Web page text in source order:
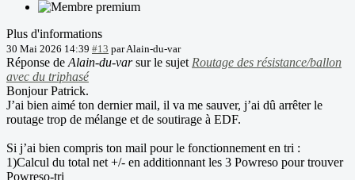
Plus d'informations
30 Mai 2026 14:39 #13 parAlain-du-var
Réponse de Alain-du-varsur le sujet Routage des résistance/ballon
avec du triphasé
Bonjour Patrick.
J’ai bien aimé ton dernier mail, il va me sauver, j’ai dû arrêter le
routage trop de mélange et de soutirage à EDF.
Si j’ai bien compris ton mail pour le fonctionnement en tri :
1)Calcul du total net +/- en additionnant les 3 Powreso pour trouver
Powreso-tri